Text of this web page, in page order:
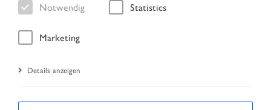
Startseite Fahrzeugsuche
Notwendig Statistics
Marketing
Details anzeigen